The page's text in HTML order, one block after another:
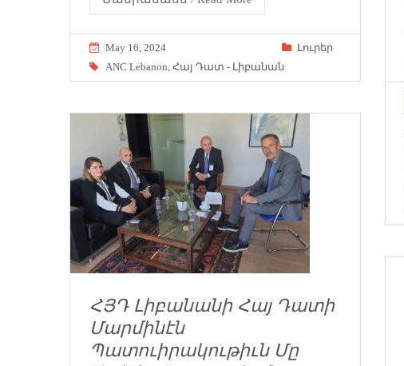
May 16, 2024
Լուրեր
ANC Lebanon Հայ Դատ - Լիբանան
ՀՅԴ Լիբանանի Հայ Դատի
Մարմինէն
Պատուիրակութիւն Մը